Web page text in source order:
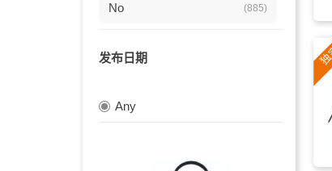
夏天 (125)
励志的
No (885)
发布日期
Any